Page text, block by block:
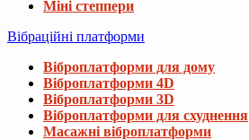
Міні степпери
Вібраційні платформи
Віброплатформи для дому
Віброплатформи 4D
Віброплатформи 3D
Віброплатформи для схуднення
Масажні віброплатформи